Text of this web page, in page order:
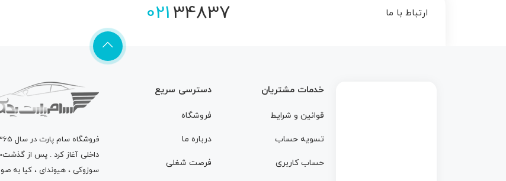
ارتباط با ما 02134837
خدمات مشتریان
قوانین و شرایط
تسویه حساب
حساب کاربری
دسترسی سریع
فروشگاه
درباره ما
فرصت شغلی
فروشگاه سام پارت
سوزوکی ، هیوندای ، کیا به